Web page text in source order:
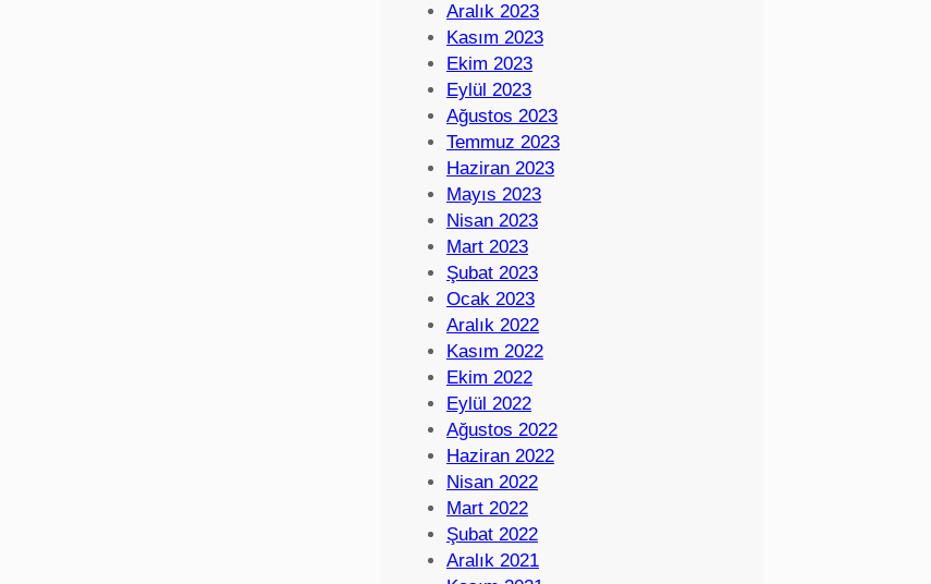
Aralık 2023
Kasım 2023
Ekim 2023
Eylül 2023
Ağustos 2023
Temmuz 2023
Haziran 2023
Mayıs 2023
Nisan 2023
Mart 2023
Şubat 2023
Ocak 2023
Aralık 2022
Kasım 2022
Ekim 2022
Eylül 2022
Ağustos 2022
Haziran 2022
Nisan 2022
Mart 2022
Şubat 2022
Aralık 2021